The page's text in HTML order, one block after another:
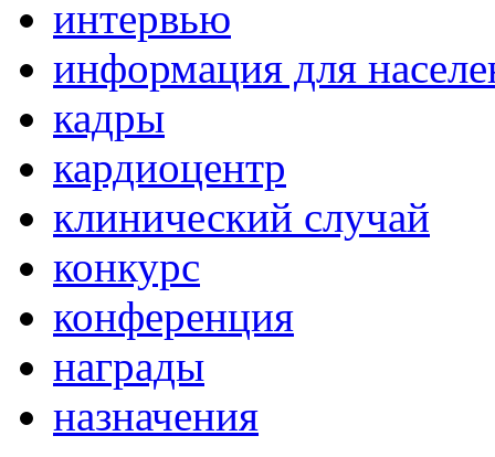
интервью
информация для
кадры
кардиоцентр
клинический случай
конкурс
конференция
награды
назначения